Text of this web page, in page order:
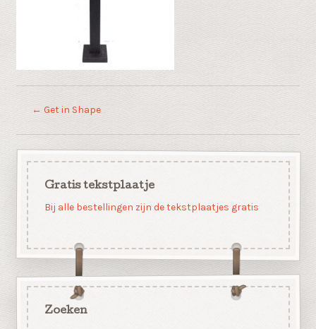
← Get in Shape
Gratis tekstplaatje
Bij alle bestellingen zijn de tekstplaatjes gratis
Zoeken